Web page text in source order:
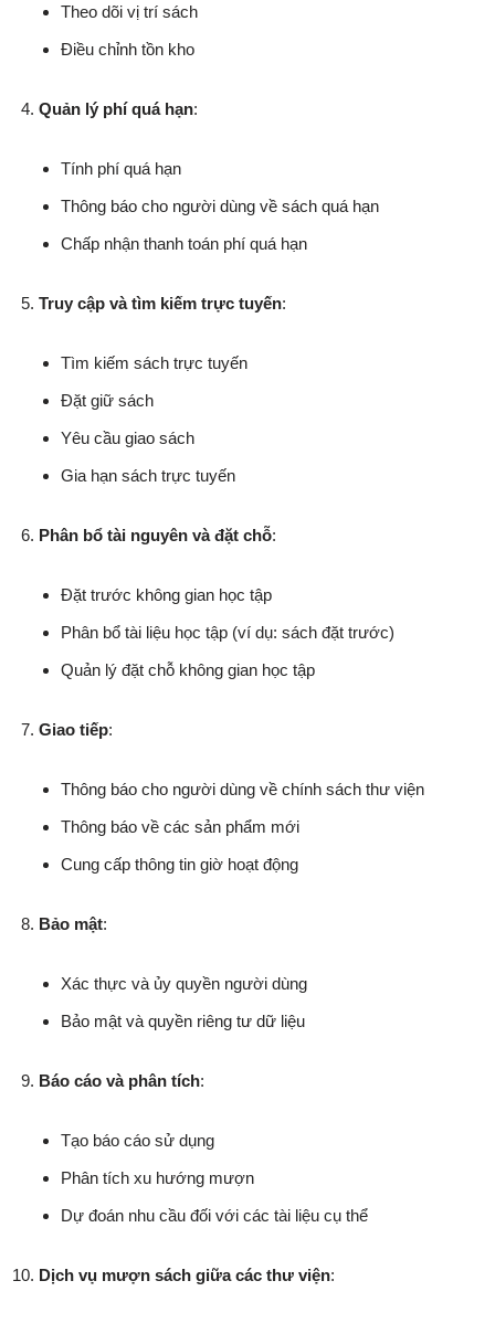
Theo dõi vị trí sách
Điều chỉnh tồn kho
Quản lý phí quá hạn:
Tính phí quá hạn
Thông báo cho người dùng về sách quá hạn
Chấp nhận thanh toán phí quá hạn
Truy cập và tìm kiếm trực tuyến:
Tìm kiếm sách trực tuyến
Đặt giữ sách
Yêu cầu giao sách
Gia hạn sách trực tuyến
Phân bổ tài nguyên và đặt chỗ:
Đặt trước không gian học tập
Phân bổ tài liệu học tập (ví dụ: sách đặt trước)
Quản lý đặt chỗ không gian học tập
Giao tiếp:
Thông báo cho người dùng về chính sách thư viện
Thông báo về các sản phẩm mới
Cung cấp thông tin giờ hoạt động
Bảo mật:
Xác thực và ủy quyền người dùng
Bảo mật và quyền riêng tư dữ liệu
Báo cáo và phân tích:
Tạo báo cáo sử dụng
Phân tích xu hướng mượn
Dự đoán nhu cầu đối với các tài liệu cụ thể
Dịch vụ mượn sách giữa các thư viện: